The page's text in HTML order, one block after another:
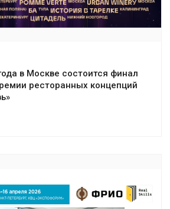
в Москве состоится финал
ресторанных концепций